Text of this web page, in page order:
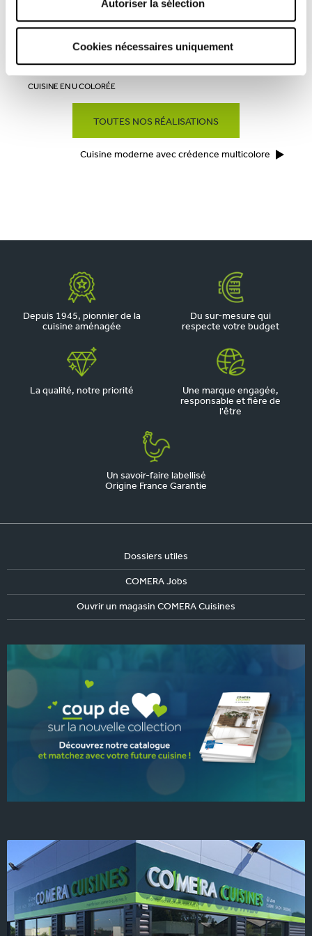
Autoriser la sélection
Cookies nécessaires uniquement
Prendre rendez-vous
CUISINE EN U COLORÉE
TOUTES NOS RÉALISATIONS
Cuisine moderne avec crédence multicolore
Depuis 1945, pionnier de la
cuisine aménagée
Du sur-mesure qui
respecte votre budget
La qualité, notre priorité
Une marque engagée,
responsable et fière de
l'être
Un savoir-faire labellisé
Origine France Garantie
Dossiers utiles
COMERA Jobs
Ouvrir un magasin COMERA Cuisines